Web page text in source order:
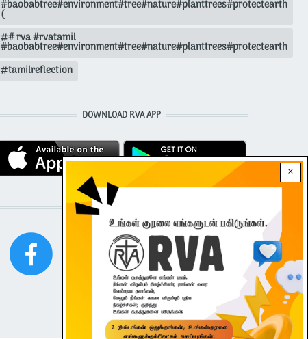
×
#baobabtree#environment#tree#nature#planttrees#protectearth
(
# rva #rvatamil
#baobabtree#environment#tree#nature#planttrees#protectearth
tamilreflection
DOWNLOAD RVA APP
STAY CONNECTED WITH US!